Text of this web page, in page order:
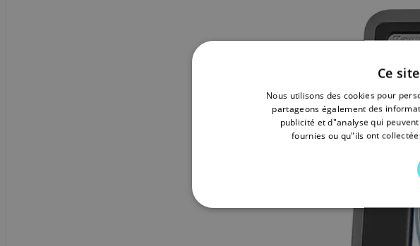
Ce
Nous utilisons des cookies pour
partageons également des
publicité et d"analyse qui
fournies ou qu"ils ont